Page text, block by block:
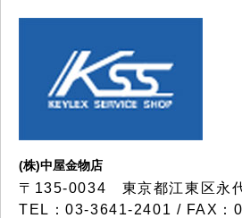
(株)中屋金物店
〒135-0034 東京都江東区永
TEL：03-3641-2401 / FAX：